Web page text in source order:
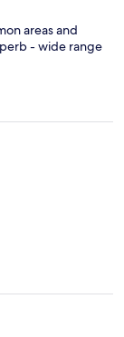
areas and
- wide range